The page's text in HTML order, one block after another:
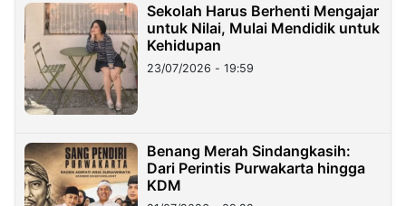
Sekolah Harus Berhenti Mengajar
untuk Nilai, Mulai Mendidik untuk
Kehidupan
23/07/2026 - 19:59
Benang Merah Sindangkasih:
Dari Perintis Purwakarta hingga
KDM